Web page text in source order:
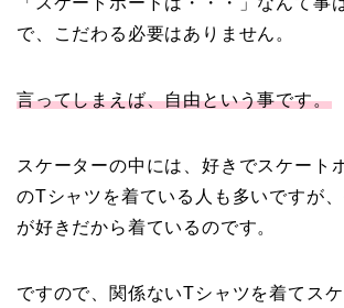
で、こだわる必要はありません。
言ってしまえば、自由という事です。
スケーターの中には、好きでスケート
のTシャツを着ている人も多いですが
が好きだから着ているのです。
ですので、関係ないTシャツを着てス